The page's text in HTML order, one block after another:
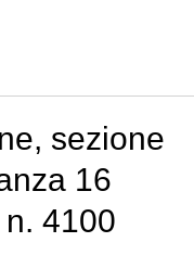
sezione
16
4100